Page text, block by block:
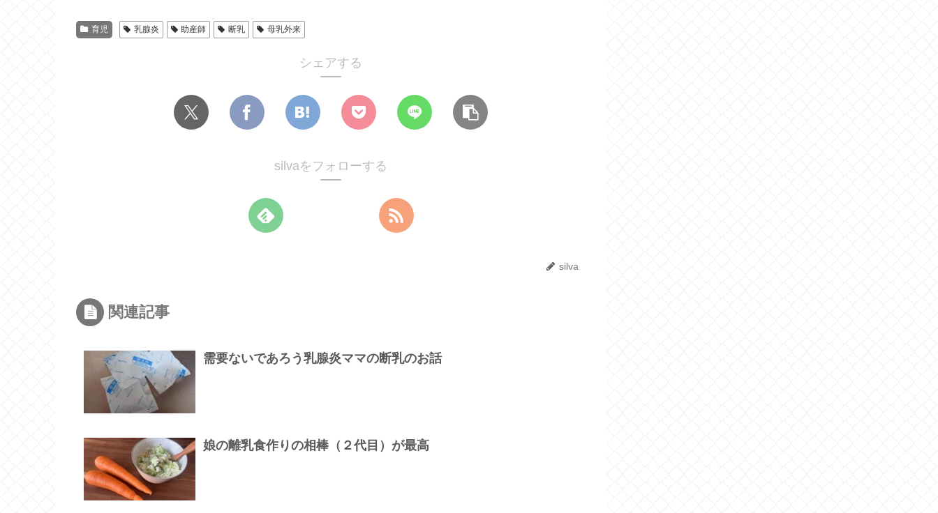
育児 乳腺炎 助産師 断乳 母乳外来
シェアする
silvaをフォローする
silva
関連記事
需要ないであろう乳腺炎ママの断乳のお話
娘の離乳食作りの相棒（２代目）が最高